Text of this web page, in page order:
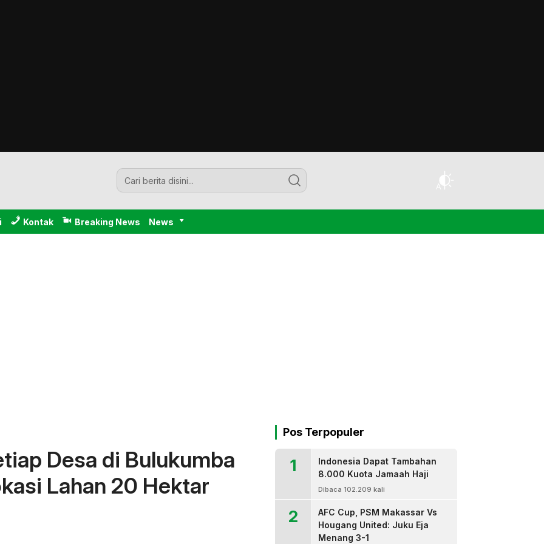
Kontak Breaking News News
Desa di Bulukumba
Lahan 20 Hektar
Pos Terpopuler
1
Indonesia Dapat Tambahan
8.000 Kuota Jamaah Haji
Dibaca 102.209 kali
2
AFC Cup, PSM Makassar Vs
Hougang United: Juku Eja
Menang 3-1